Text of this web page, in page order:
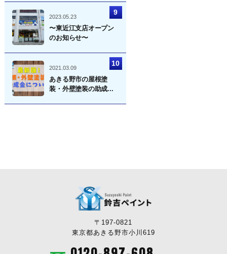
2023.05.23
〜東近江支店オープン
のお知らせ〜
2021.03.09
あきる野市の屋根塗
装・外壁塗装の助成...
〒197-0821
東京都あきる野市小川619